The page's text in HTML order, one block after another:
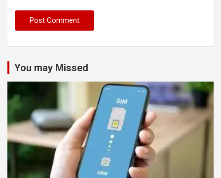
You may Missed